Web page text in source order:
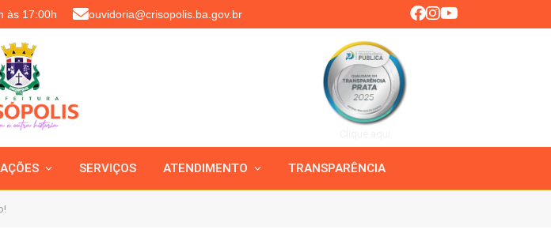
às 17:00h ouvidoria@crisopolis.ba.gov.br
SERVIÇOS ATENDIMENTO TRANSPARÊNCIA